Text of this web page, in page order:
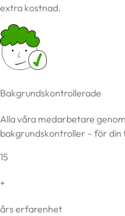
extra kostnad.
Bakgrundskontrollerade
Alla våra medarbetare
bakgrundskontroller – för
15
+
års erfarenhet